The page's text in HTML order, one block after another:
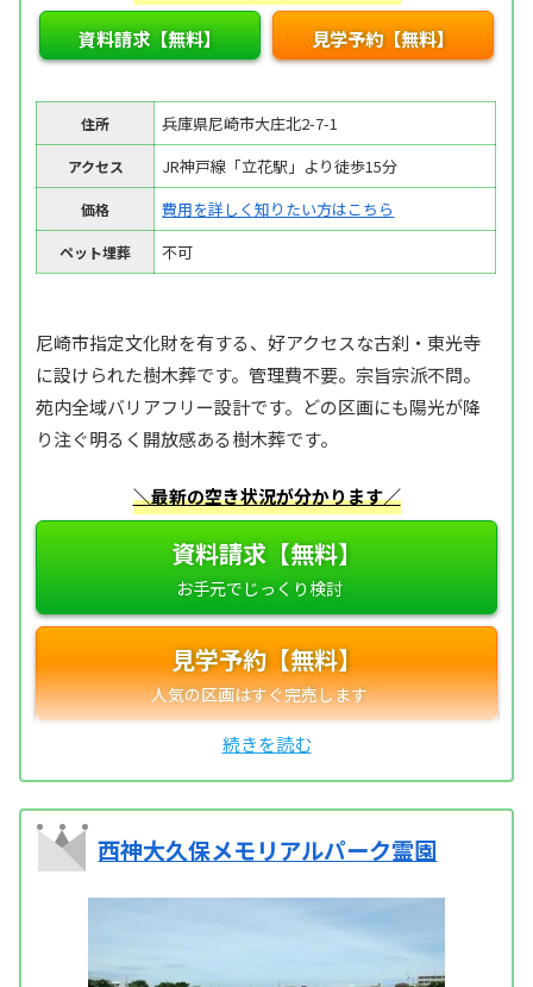
資料請求【無料】 見学予約【無料】
住所 兵庫県尼崎市大庄北2-7-1
アクセス JR神戸線「立花駅」より徒歩15分
価格 費用を詳しく知りたい方はこちら
ペット埋葬 不可
尼崎市指定文化財を有する、好アクセスな古刹・東光寺
に設けられた樹木葬です。管理費不要。宗旨宗派不問。
苑内全域バリアフリー設計です。どの区画にも陽光が降
り注ぐ明るく開放感ある樹木葬です。
＼最新の空き状況が分かります／
資料請求【無料】
見学予約【無料】
西神大久保メモリアルパーク霊園